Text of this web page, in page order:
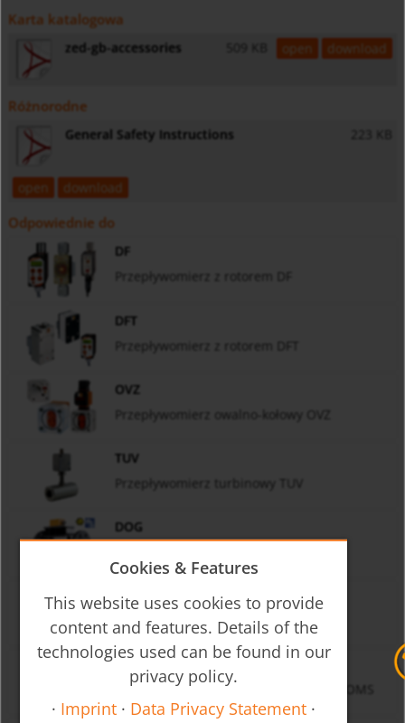
Karta katalogowa
zed-gb-accessories 509 KB open download
Różnorodne
General Safety Instructions 223 KB
open download
Odpowiednie do
DF
Przepływomierz z rotorem DF
DFT
Przepływomierz z rotorem DFT
OVZ
Przepływomierz owalno-kołowy OVZ
TUV
Przepływomierz turbinowy TUV
DOG
DZR
Przepływomierz zębatkowy DZR
OMG/OMH/OMS
Przepływomierz śrubowy OMG, OMH, OMS
Cookies & Features
This website uses cookies to provide
content and features. Details of the
technologies used can be found in our
privacy policy.
· Imprint · Data Privacy Statement ·